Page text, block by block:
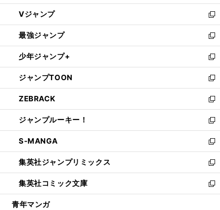
ウ
ィ
ン
ド
ウ
で
開
く
し
い
ウ
ィ
ン
ド
ウ
で
開
く
Vジャンプ
新
し
い
ウ
ィ
ン
ド
ウ
で
開
く
最強ジャンプ
新
し
い
ウ
ィ
ン
ド
ウ
で
開
く
少年ジャンプ+
新
し
い
ウ
ィ
ン
ド
ウ
で
開
く
ジャンプTOON
新
し
い
ウ
ィ
ン
ド
ウ
で
開
く
ZEBRACK
新
し
い
ウ
ィ
ン
ド
ウ
で
開
ジャンプルーキー！
新
し
い
ウ
ィ
ン
ド
ウ
S-MANGA
新
し
い
ウ
ィ
ン
集英社ジャンプリミックス
新
し
い
ウ
集英社コミック文庫
新
し
青年マンガ